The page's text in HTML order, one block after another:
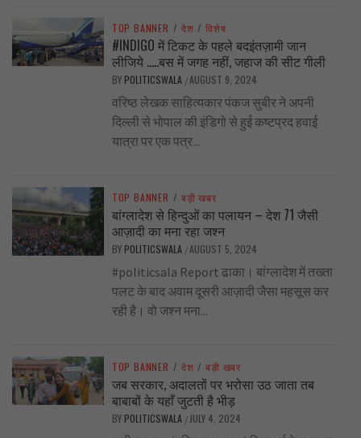
TOP BANNER / देश / विशेष
#INDIGO में टिकट के पहले बदइंतज़ामी जान
लीजिये …..बस में जगह नहीं, जहाज की सीट गीली
BY POLITICSWALA /AUGUST 9, 2024
वरिष्ठ लेखक साहित्यकार पंकज सुबीर ने अपनी
दिल्ली से भोपाल की इंडिगो से हुई कष्टप्रद हवाई
यात्रा पर एक पत्र...
TOP BANNER / बड़ी खबर
बांग्लादेश से हिन्दुओं का पलायन – देश 71 जैसी
आज़ादी का मना रहा जश्न
BY POLITICSWALA /AUGUST 5, 2024
#politicsala Report ढाका। बांग्लादेश में तख्ता
पलट के बाद अवाम दूसरी आज़ादी जैसा महसूस कर
रही है। वो जश्न मना...
TOP BANNER / देश / बड़ी खबर
जब सरकार, अदालतों पर भरोसा उठ जाता तब
बाबाबों के यहाँ जुटती है भीड़
BY POLITICSWALA / JULY 4, 2024